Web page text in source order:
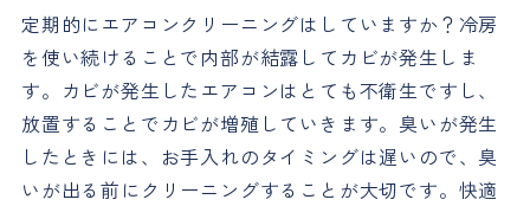
定期的にエアコンクリーニングはしていますか？冷房
を使い続けることで内部が結露してカビが発生しま
す。カビが発生したエアコンはとても不衛生ですし、
放置することでカビが増殖していきます。臭いが発生
したときには、お手入れのタイミングは遅いので、臭
いが出る前にクリーニングすることが大切です。快適